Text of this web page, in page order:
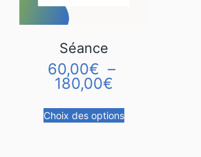
Séance
60,00€ –
180,00€
Choix des options